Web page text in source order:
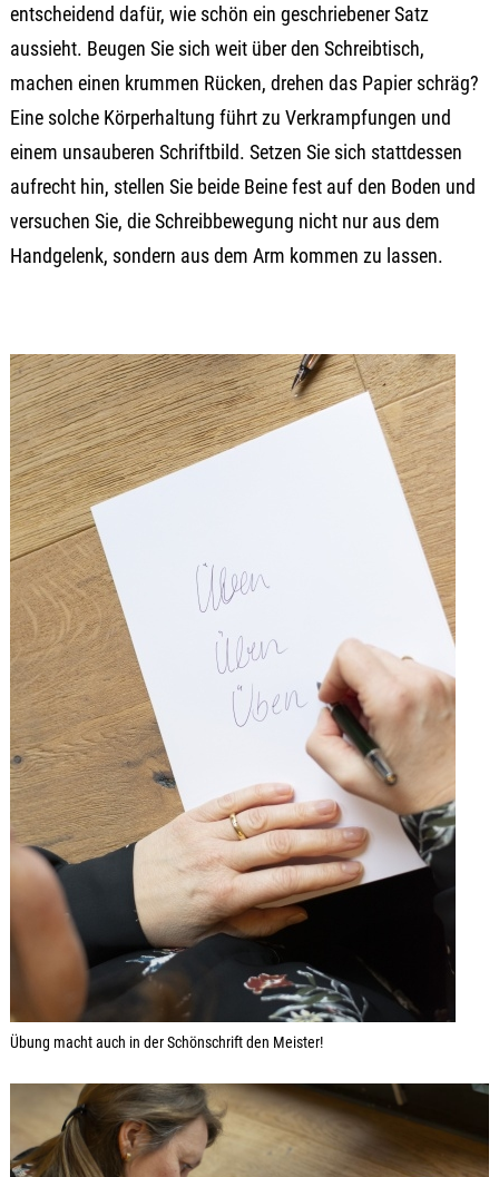
entscheidend dafür, wie schön ein geschriebener Satz
aussieht. Beugen Sie sich weit über den Schreibtisch,
machen einen krummen Rücken, drehen das Papier schräg?
Eine solche Körperhaltung führt zu Verkrampfungen und
einem unsauberen Schriftbild. Setzen Sie sich stattdessen
aufrecht hin, stellen Sie beide Beine fest auf den Boden und
versuchen Sie, die Schreibbewegung nicht nur aus dem
Handgelenk, sondern aus dem Arm kommen zu lassen.
Übung macht auch in der Schönschrift den Meister!